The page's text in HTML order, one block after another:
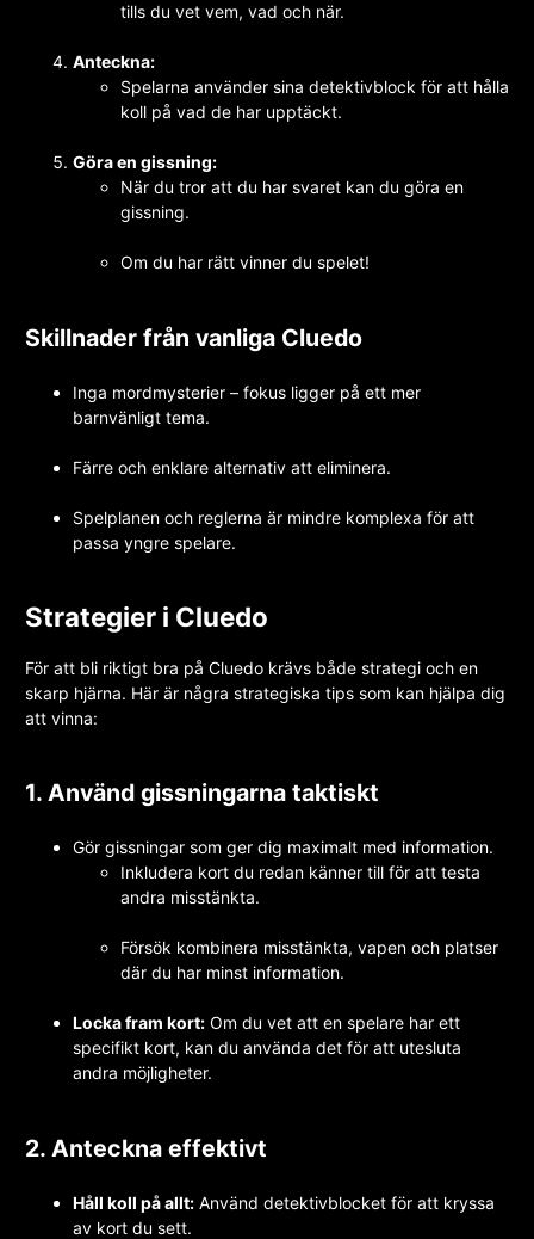
tills du vet vem, vad och när.
Anteckna:
Spelarna använder sina detektivblock för att hålla
koll på vad de har upptäckt.
Göra en gissning:
När du tror att du har svaret kan du göra en
gissning.
Om du har rätt vinner du spelet!
Skillnader från vanliga Cluedo
Inga mordmysterier – fokus ligger på ett mer
barnvänligt tema.
Färre och enklare alternativ att eliminera.
Spelplanen och reglerna är mindre komplexa för att
passa yngre spelare.
Strategier i Cluedo
För att bli riktigt bra på Cluedo krävs både strategi och en
skarp hjärna. Här är några strategiska tips som kan hjälpa dig
att vinna:
1. Använd gissningarna taktiskt
Gör gissningar som ger dig maximalt med information.
Inkludera kort du redan känner till för att testa
andra misstänkta.
Försök kombinera misstänkta, vapen och platser
där du har minst information.
Locka fram kort: Om du vet att en spelare har ett
specifikt kort, kan du använda det för att utesluta
andra möjligheter.
2. Anteckna effektivt
Håll koll på allt: Använd detektivblocket för att kryssa
av kort du sett.